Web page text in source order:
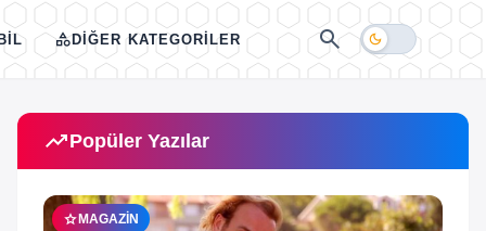
categoryDIĞER KATEGORILER search dark_mode
trending_upPopüler Yazılar
star MAGAZIN